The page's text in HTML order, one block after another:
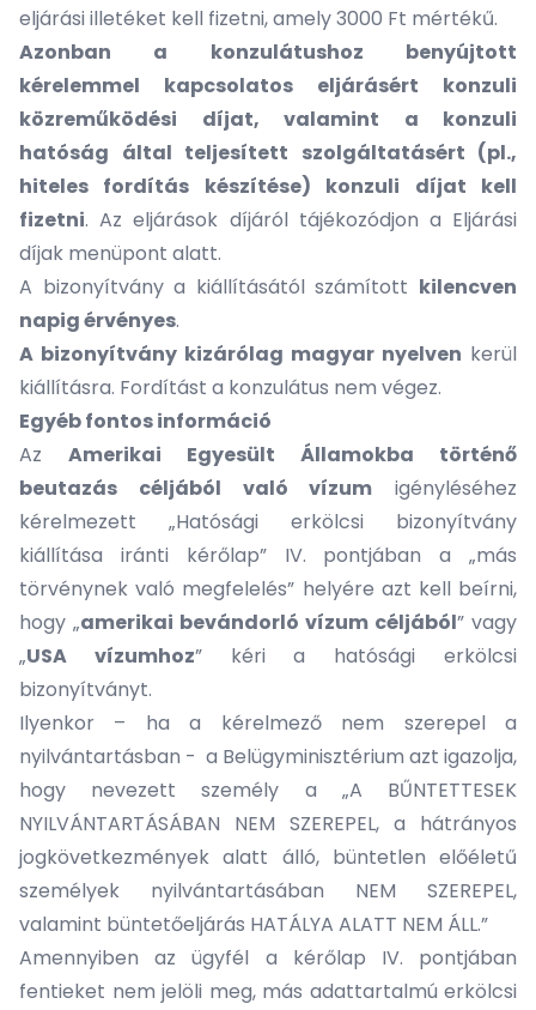
eljárási illetéket kell fizetni, amely 3000 Ft mértékű.
Azonban a konzulátushoz benyújtott
kérelemmel kapcsolatos eljárásért konzuli
közreműködési díjat, valamint a konzuli
hatóság által teljesített szolgáltatásért (pl.,
hiteles fordítás készítése) konzuli díjat kell
fizetni. Az eljárások díjáról tájékozódjon a Eljárási
díjak menüpont alatt.
A bizonyítvány a kiállításától számított kilencven
napig érvényes.
A bizonyítvány kizárólag magyar nyelven kerül
kiállításra. Fordítást a konzulátus nem végez.
Egyéb fontos információ
Az Amerikai Egyesült Államokba történő
beutazás céljából való vízum igényléséhez
kérelmezett „Hatósági erkölcsi bizonyítvány
kiállítása iránti kérőlap” IV. pontjában a „más
törvénynek való megfelelés” helyére azt kell beírni,
hogy „amerikai bevándorló vízum céljából” vagy
„USA vízumhoz” kéri a hatósági erkölcsi
bizonyítványt.
Ilyenkor – ha a kérelmező nem szerepel a
nyilvántartásban - a Belügyminisztérium azt igazolja,
hogy nevezett személy a „A BŰNTETTESEK
NYILVÁNTARTÁSÁBAN NEM SZEREPEL, a hátrányos
jogkövetkezmények alatt álló, büntetlen előéletű
személyek nyilvántartásában NEM SZEREPEL,
valamint büntetőeljárás HATÁLYA ALATT NEM ÁLL.”
Amennyiben az ügyfél a kérőlap IV. pontjában
fentieket nem jelöli meg, más adattartalmú erkölcsi